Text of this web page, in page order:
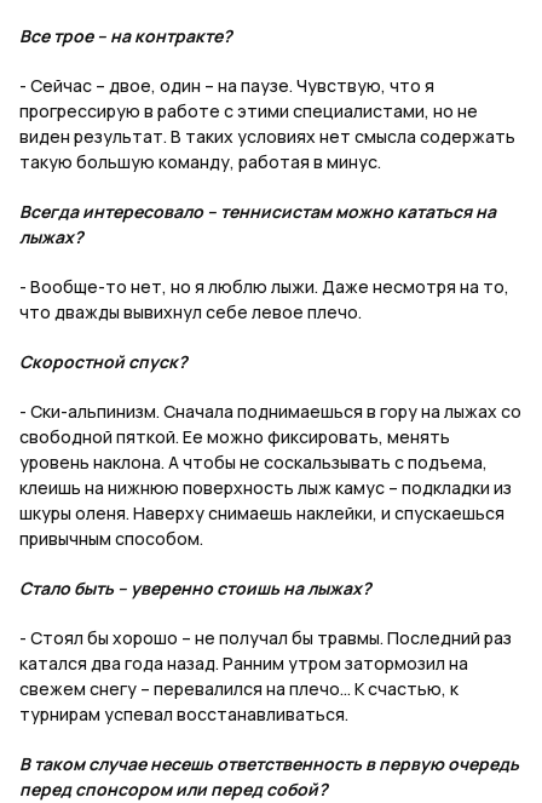
Все трое – на контракте?
- Сейчас – двое, один – на паузе. Чувствую, что я
прогрессирую в работе с этими специалистами, но не
виден результат. В таких условиях нет смысла содержать
такую большую команду, работая в минус.
Всегда интересовало – теннисистам можно кататься на
лыжах?
- Вообще-то нет, но я люблю лыжи. Даже несмотря на то,
что дважды вывихнул себе левое плечо.
Скоростной спуск?
- Ски-альпинизм. Сначала поднимаешься в гору на лыжах со
свободной пяткой. Ее можно фиксировать, менять
уровень наклона. А чтобы не соскальзывать с подъема,
клеишь на нижнюю поверхность лыж камус – подкладки из
шкуры оленя. Наверху снимаешь наклейки, и спускаешься
привычным способом.
Стало быть – уверенно стоишь на лыжах?
- Стоял бы хорошо – не получал бы травмы. Последний раз
катался два года назад. Ранним утром затормозил на
свежем снегу – перевалился на плечо... К счастью, к
турнирам успевал восстанавливаться.
В таком случае несешь ответственность в первую очередь
перед спонсором или перед собой?